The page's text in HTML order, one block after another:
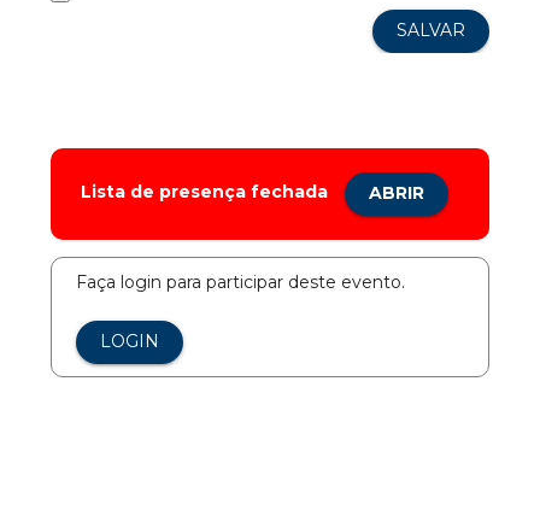
Lista de presença fechada ABRIR
Faça login para participar deste evento.
LOGIN